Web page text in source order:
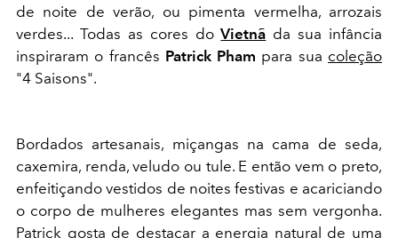
de noite de verão, ou pimenta vermelha, arrozais
verdes... Todas as cores doVietnã da sua infância
inspiraram o francês Patrick Pham para sua coleção
"4 Saisons".
Bordados artesanais, miçangas na cama de seda,
caxemira, renda, veludo ou tule. E então vem o preto,
enfeitiçando vestidos de noites festivas e acariciando
o corpo de mulheres elegantes mas sem vergonha.
Patrick gosta de destacar a energia natural de uma